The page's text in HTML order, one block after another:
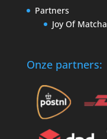
Partners
Joy Of Matcha
Onze partners: